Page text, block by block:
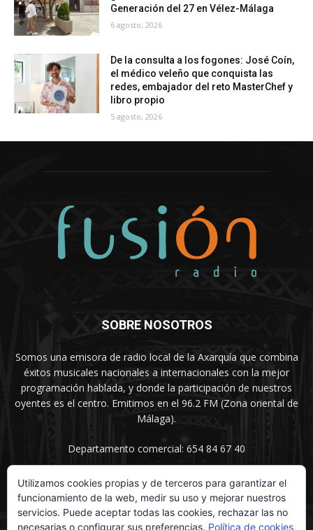
Generación del 27 en Vélez-Málaga
6 agosto, 2026
De la consulta a los fogones: José Coín,
el médico veleño que conquista las
redes, embajador del reto MasterChef y
libro propio
5 agosto, 2026
SOBRE NOSOTROS
Somos una emisora de radio local de la Axarquía que combina
éxitos musicales nacionales a internacionales con la mejor
programación hablada, y donde la participación de nuestros
oyentes es el centro. Emitimos en el 96.2 FM (Zona oriental de
Málaga).
Departamento comercial: 654 84 67 40
SÍGUENOS
Utilizamos cookies propias y de terceros para garantizar el
funcionamiento de la web, medir su uso y mejorar nuestros
servicios. Puede aceptar todas las cookies, rechazar las no
necesarias o configurar sus preferencias. Política de cookies